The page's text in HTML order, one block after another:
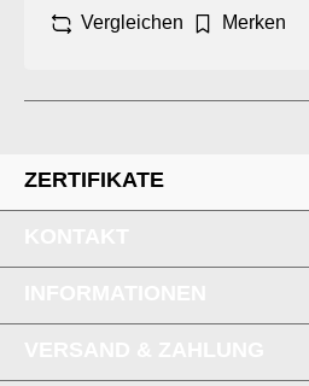
Vergleichen Merken
ZERTIFIKATE